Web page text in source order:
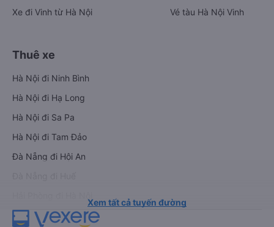
Xe đi Vinh từ Hà Nội
Vé tàu Hà Nội Vinh
Thuê xe
Hà Nội đi Ninh Bình
Hà Nội đi Hạ Long
Hà Nội đi Sa Pa
Hà Nội đi Tam Đảo
Đà Nẵng đi Hội An
Xem tất cả tuyến đường